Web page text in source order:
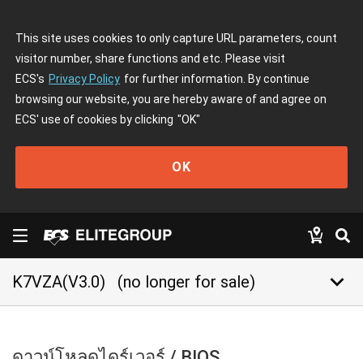
This site uses cookies to only capture URL parameters, count
visitor number, share functions and etc. Please visit
ECS's Privacy Policy for further information. By continue
browsing our website, you are hereby aware of and agree on
ECS' use of cookies by clicking "OK"
OK
K7VZA(V3.0) (no longer for sale) keyboard_arrow_down